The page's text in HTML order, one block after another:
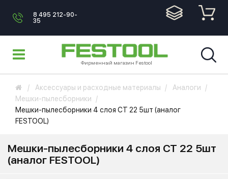
8 495 212-90-
35
Фирменный магазин Festool
Аксессуары и расходные материалы
Аналоги
Мешки-пылесборники
Мешки-пылесборники 4 слоя CT 22 5шт (аналог
FESTOOL)
Мешки-пылесборники 4 слоя CT 22 5шт
(аналог FESTOOL)